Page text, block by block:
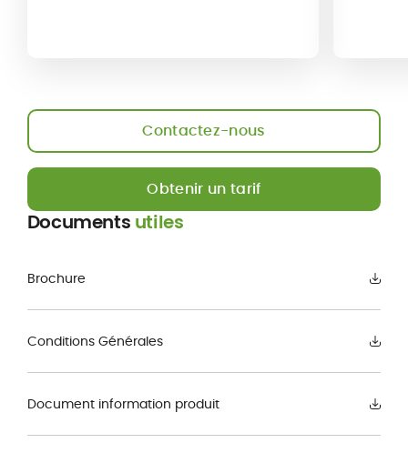
Contactez-nous
Obtenir un tarif
Documents utiles
Brochure
Conditions Générales
Document information produit